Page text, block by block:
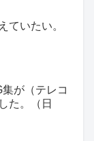
ていたい。
が（テレコ
た。（日